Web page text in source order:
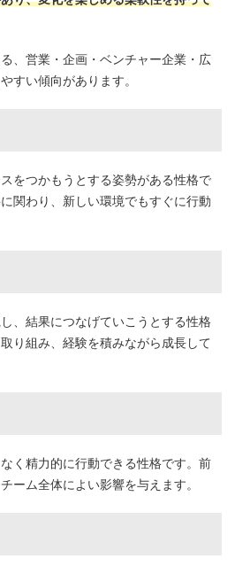
、営業・企画・ベンチャー企業・広
すい傾向があります。
をつかもうとする姿勢がある性格で
関わり、新しい環境でもすぐに行動
、結果につなげていこうとする性格
り組み、経験を積みながら成長して
く精力的に行動できる性格です。前
ーム全体によい影響を与えます。